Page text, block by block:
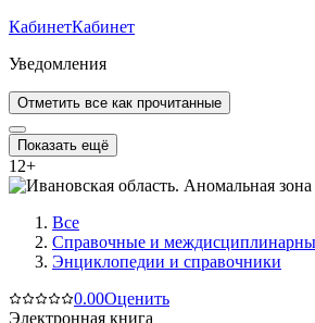
КабинетКабинет
Уведомления
Отметить все как прочитанные
Показать ещё
12+
Все
Справочные и
Энциклопедии и справочники
0.00Оценить
Электронная книга